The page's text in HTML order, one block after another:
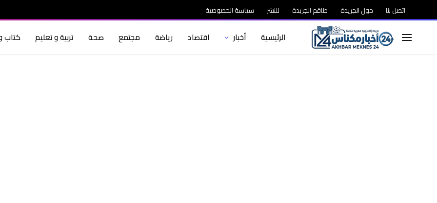
اتصل بنا حول الجريدة طاقم الجريدة للنشر سياسة الخصوصية
الرئيسية أخبار اقتصاد رياضة مجتمع صحة تربية و تعليم كتاب